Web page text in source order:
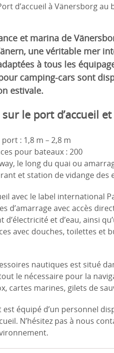
d’accueil à Vänersborg
et marina de
une véritable mer
à tous les
camping-cars sont
estivale.
le port d’accueil
: 1,8 m – 2,8 m
pour bateaux : 200
le long du quai ou
et station de vidange des
avec le label international
d’amarrage avec accès
et d’eau, ainsi
avec douches, toilettes et
nautiques est situé
le nécessaire pour la
cartes marines, gilets de
équipé d’un personnel
N’hésitez pas à nous